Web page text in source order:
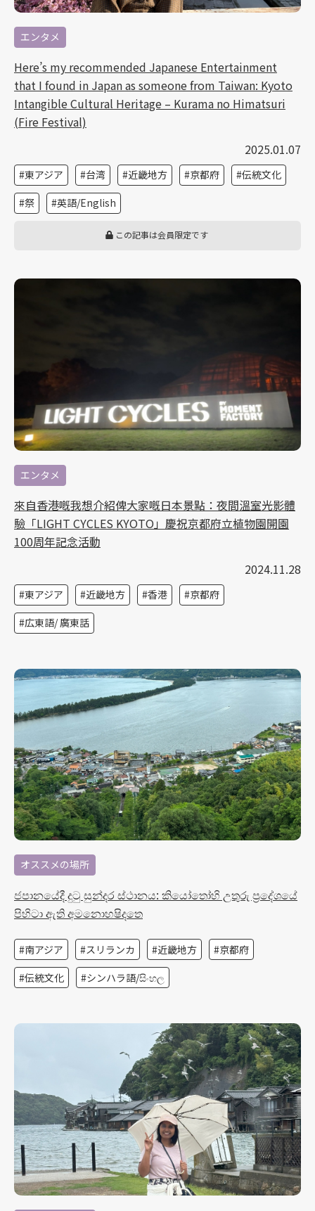
エンタメ
Here’s my recommended Japanese Entertainment
that I found in Japan as someone from Taiwan: Kyoto
Intangible Cultural Heritage – Kurama no Himatsuri
(Fire Festival)
2025.01.07
東アジア 台湾 近畿地方 京都府
伝統文化
祭
英語/English
この記事は会員限定です
エンタメ
來自香港嘅我想介紹俾大家嘅日本景點：夜間溫室光影體
驗「LIGHT CYCLES KYOTO」慶祝京都府立植物園開園
100周年記念活動
2024.11.28
東アジア 近畿地方 香港
京都府
広東語/ 廣東話
オススメの場所
ජපානයේදී දුටු සුන්දර ස්ථානය: කියෝතෝහි උතුරු ප්‍රදේශයේ
පිහිටා ඇති අමනොහෂිදතෙ
南アジア スリランカ 近畿地方
京都府
伝統文化
シンハラ語/සිංහල